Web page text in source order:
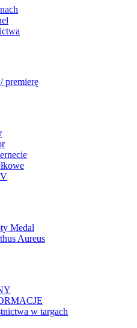
premierę
Medal
Aureus
w targach